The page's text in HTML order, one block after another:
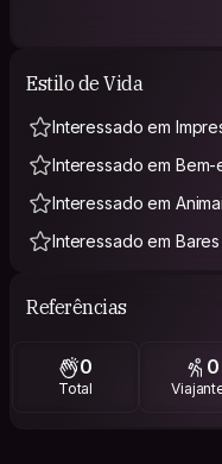
Estilo de Vida
Interessado em
Interessado em Bem-
Interessado em
Interessado em Bares
Referências
0
Total
0